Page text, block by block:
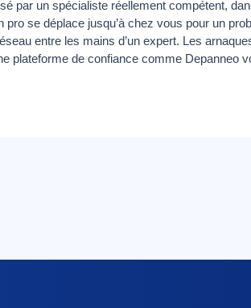
par un spécialiste réellement compétent,
pro se déplace jusqu’à chez vous pour un
entre les mains d’un expert. Les
plateforme de confiance comme Depanneo